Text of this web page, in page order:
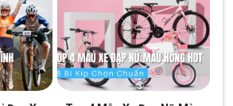
1×7 dễ sử dụng
22 inch được trang bị bộ truyền động
kế tối ưu cho trẻ dễ làm quen với xe
đề bấm xả, bé chỉ cần bấm nhẹ tay đã có
bị rối hay kẹt số khi thao tác.